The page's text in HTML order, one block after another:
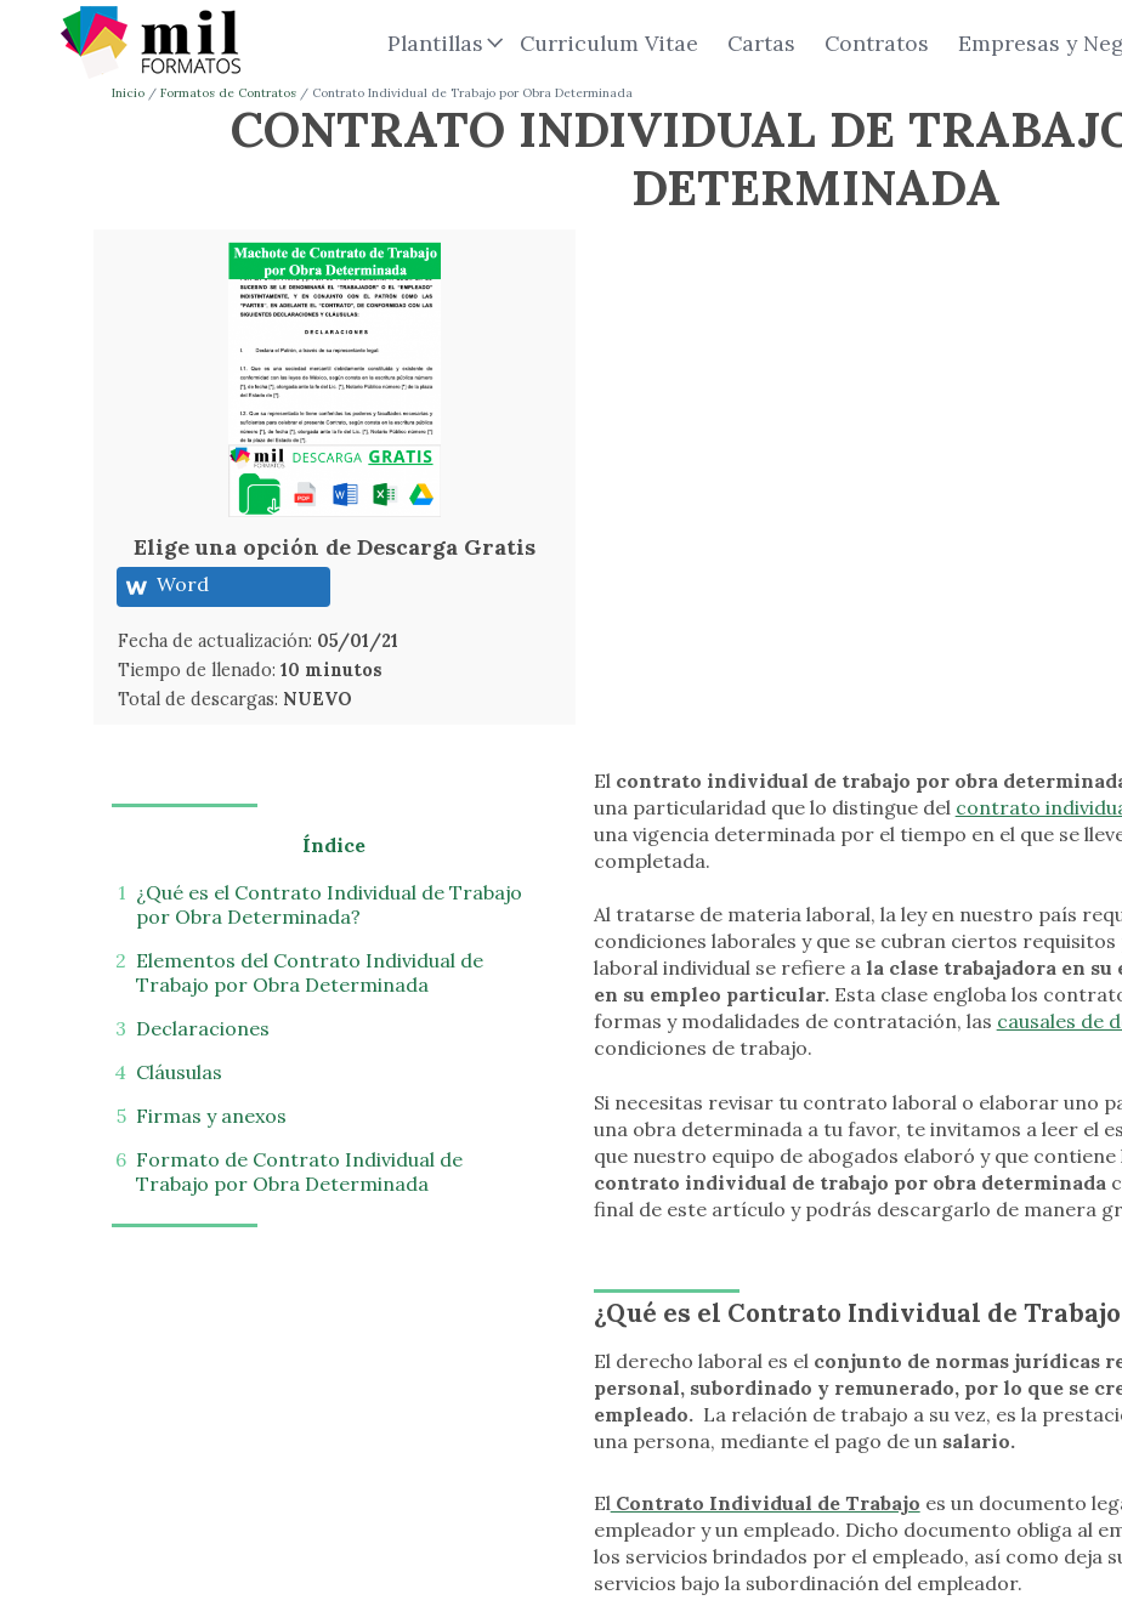
Plantillas Curriculum Vitae Cartas Contratos Empresas y
Inicio Formatos de Contratos Contrato Individual de Trabajo por Obra Determinada
CONTRATO INDIVIDUAL DE
DETERMINADA
Elige una opción de Descarga Gratis
Word
Fecha de actualización: 05/01/21
Tiempo de llenado: 10 minutos
Total de descargas: NUEVO
Índice
¿Qué es el Contrato Individual de Trabajo
por Obra Determinada?
Elementos del Contrato Individual de
Trabajo por Obra Determinada
Declaraciones
Cláusulas
Firmas y anexos
Formato de Contrato Individual de
Trabajo por Obra Determinada
El contrato individual de trabajo por obra
una particularidad que lo distingue del contrato
una vigencia determinada por el tiempo en el que se
completada.
Al tratarse de materia laboral, la ley en nuestro país
condiciones laborales y que se cubran ciertos
laboral individual se refiere a la clase trabajadora en
en su empleo particular.Esta clase engloba los
formas y modalidades de contratación, las causales de
condiciones de trabajo.
Si necesitas revisar tu contrato laboral o elaborar uno
una obra determinada a tu favor, te invitamos a leer el
que nuestro equipo de abogados elaboró y que
contrato individual de trabajo por obra determinada
final de este artículo y podrás descargarlo de manera
¿Qué es el Contrato Individual de
El derecho laboral es el conjunto de normas jurídicas
personal, subordinado y remunerado, por lo que se
empleado. La relación de trabajo a su vez, es la
una persona, mediante el pago de un salario.
ElContrato Individual de Trabajo es un documento
empleador y un empleado. Dicho documento obliga al
los servicios brindados por el empleado, así como deja
servicios bajo la subordinación del empleador.